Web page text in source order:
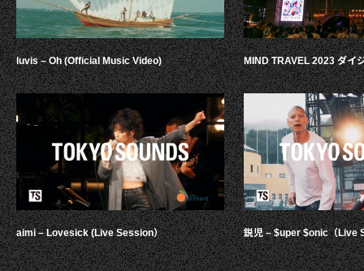
luvis – Oh (Official Music Video)
aimi – Lovesick (Live Session）
MIND TRAVEL 2023 ダイ
鋭児 – $uper $onic（Live